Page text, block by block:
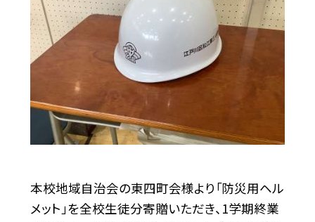
本校地域自治会の東四町会様より「防災用ヘル
メット」を全校生徒分寄贈いただき、1学期終業